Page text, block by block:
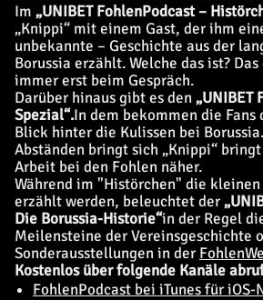
Im „UNIBET FohlenPodcast –
„Knippi“ mit einem Gast, der ihm
unbekannte – Geschichte aus der
Borussia erzählt. Welche das ist?
immer erst beim Gespräch.
Darüber hinaus gibt es den„UNIBET
Spezial“.In dem bekommen die Fans
Blick hinter die Kulissen bei
Abständen bringt sich „Knippi“
Arbeit bei den Fohlen näher.
Während im "Histörchen" die
erzählt werden, beleuchtet der
Die Borussia-Historie“in der Regel
Meilensteine der Vereinsgeschichte
Sonderausstellungen in der
Kostenlos über folgende Kanäle
FohlenPodcast bei iTunes für iOS-